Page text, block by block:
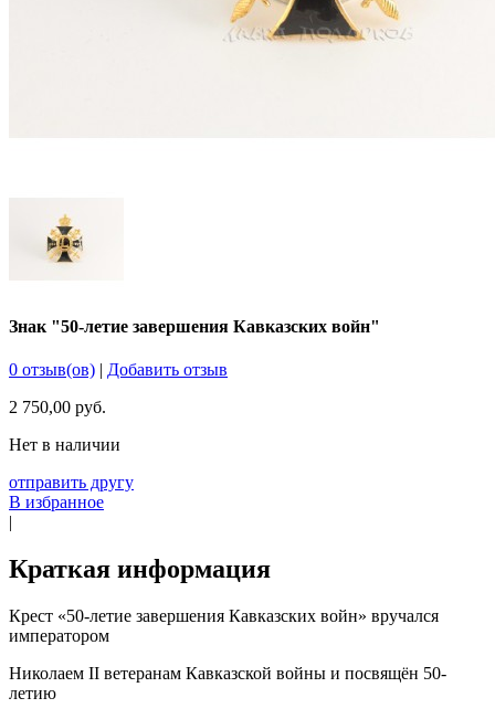
Знак "50-летие завершения Кавказских войн"
0 отзыв(ов) | Добавить отзыв
2 750,00 руб.
Нет в наличии
отправить другу
В избранное
|
Краткая информация
Крест «50-летие завершения Кавказских войн» вручался
императором
Николаем II ветеранам Кавказской войны и посвящён 50-
летию